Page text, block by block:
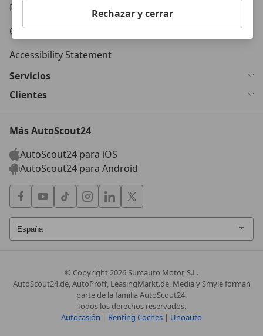
Política de Cookies
Contacto
Accessibility Statement
Servicios
Clientes
Más AutoScout24
AutoScout24 para iOS
AutoScout24 para Android
© Copyright2026 Sumauto Motor, S.L.
AutoScout24.de, AutoProff, LeasingMarkt.de, Media y Smyle forman
parte de la familia AutoScout24.
Todos los derechos reservados.
Autocasión | Renting Coches | Unoauto
Rechazar y cerrar